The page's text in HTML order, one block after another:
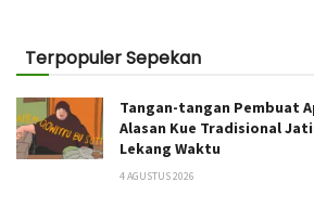
Terpopuler Sepekan
Tangan-tangan Pembuat
Alasan Kue Tradisional
Lekang Waktu
4 AGUSTUS 2026